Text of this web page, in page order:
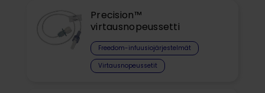
Precision™
virtausnopeussetti
Freedom-infuusiojärjestelmät
Virtausnopeussetit